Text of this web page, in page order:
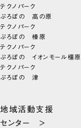
テクノパーク
ぷろぼの 高の原
テクノパーク
ぷろぼの 榛原
テクノパーク
ぷろぼの イオンモール橿原
テクノパーク
ぷろぼの 津
地域活動支援
センター >